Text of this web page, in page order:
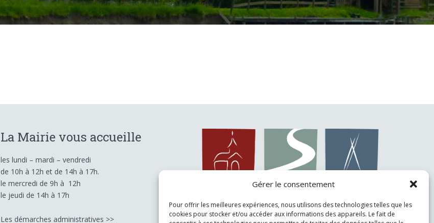
Gérer le consentement
Pour offrir les meilleures expériences, nous utilisons des technologies telles que les
cookies pour stocker et/ou accéder aux informations des appareils. Le fait de
La Mairie vous accueille
les lundi – mardi – vendredi
de 10h à 12h et de 14h à 17h.
le mercredi de 9h à 12h
le jeudi de 14h à 17h
Les démarches administratives >>